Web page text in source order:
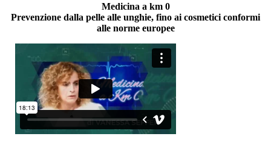
Medicina a km 0
Prevenzione dalla pelle alle unghie, fino ai cosmetici conformi
alle norme europee